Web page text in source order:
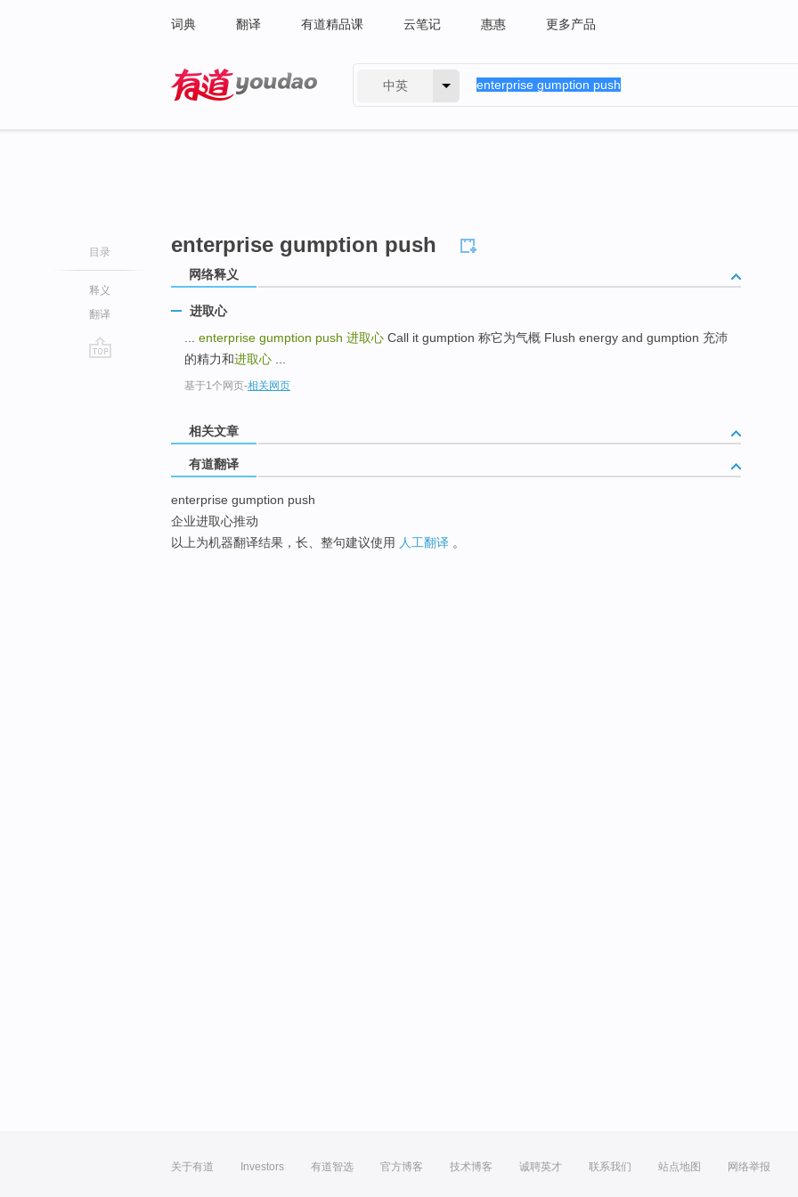
词典 翻译 有道精品课 云笔记 惠惠 更多产品
中英
目录
释义
翻译
enterprise gumption push
网络释义
进取心
enterprise gumption push 进取心 Call it gumption 称它为气概 Flush energy and gumption 充沛
的精力和进取心
基于1个网页-相关网页
相关文章
有道翻译
enterprise gumption push
企业进取心推动
以上为机器翻译结果，长、整句建议使用 人工翻译 。
关于有道 Investors 有道智选 官方博客 技术博客 诚聘英才 联系我们 站点地图 网络举报